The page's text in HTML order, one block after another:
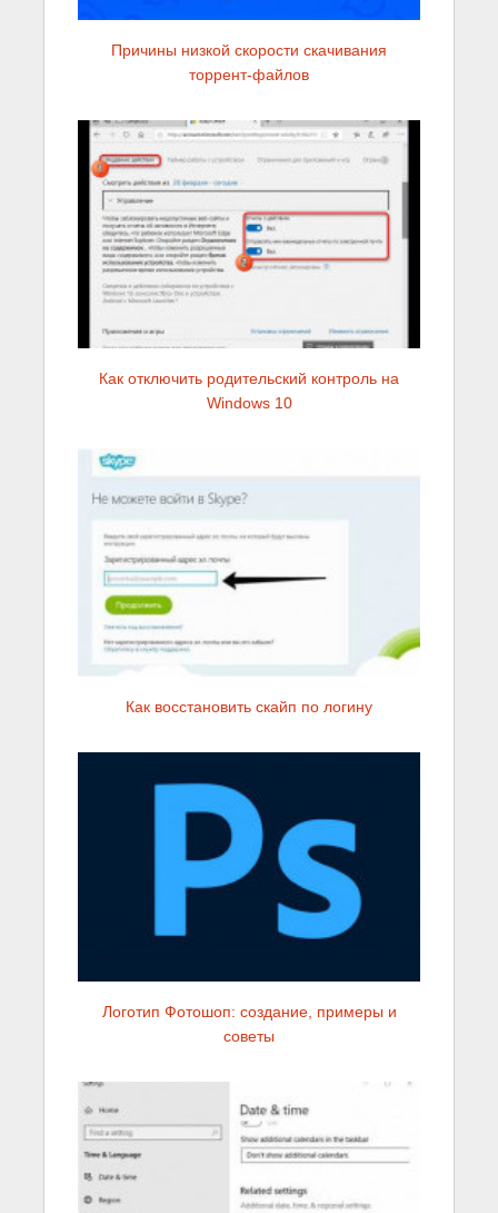
Причины низкой скорости скачивания
торрент-файлов
Как отключить родительский контроль на
Windows 10
Как восстановить скайп по логину
Логотип Фотошоп: создание, примеры и
советы